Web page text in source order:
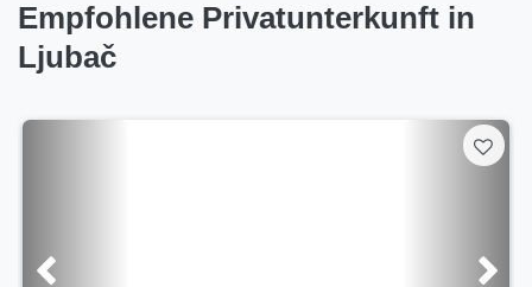
Empfohlene Privatunterkunft in
Ljubač